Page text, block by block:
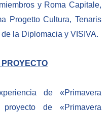
y Roma Capitale,
Progetto Cultura, Tenaris
la Diplomacia y VISIVA.
de «Primavera
de «Primavera